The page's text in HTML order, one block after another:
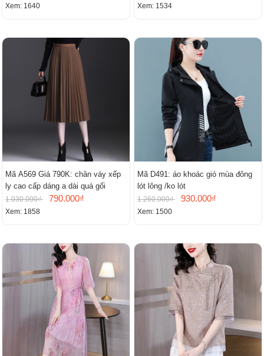
Xem: 1640 Xem: 1534
Mã A569 Giá 790K: chân váy xếp
ly cao cấp dáng a dài quá gối
1.030.000₫ 790.000₫
Xem: 1858
Mã D491: áo khoác gió mùa đông
lót lông /ko lót
1.260.000₫ 930.000₫
Xem: 1500